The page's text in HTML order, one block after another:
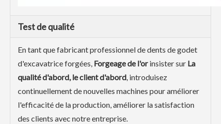
Test de qualité
En tant que fabricant professionnel de dents de godet
d'excavatrice forgées, Forgeage de l'orinsister sur La
qualité d'abord, le client d'abord, introduisez
continuellement de nouvelles machines pour améliorer
l'efficacité de la production, améliorer la satisfaction
des clients avec notre entreprise.